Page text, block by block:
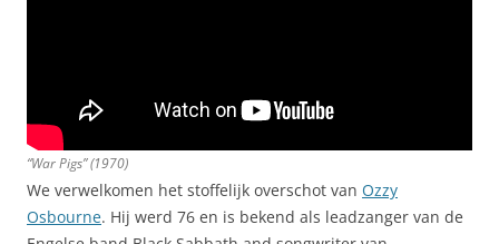
“War Pigs” (1970)
We verwelkomen het stoffelijk overschot van Ozzy
Osbourne. Hij werd 76 en is bekend als leadzanger van de